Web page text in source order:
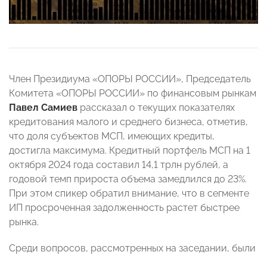
Член Президиума «ОПОРЫ РОССИИ», Председатель
Комитета «ОПОРЫ РОССИИ» по финансовым рынкам
Павел Самиев рассказал о текущих показателях
кредитования малого и среднего бизнеса, отметив,
что доля субъектов МСП, имеющих кредиты,
достигла максимума. Кредитный портфель МСП на 1
октября 2024 года составил 14,1 трлн рублей, а
годовой темп прироста объема замедлился до 23%.
При этом спикер обратил внимание, что в сегменте
ИП просроченная задолженность растет быстрее
рынка.
Среди вопросов, рассмотренных на заседании, были